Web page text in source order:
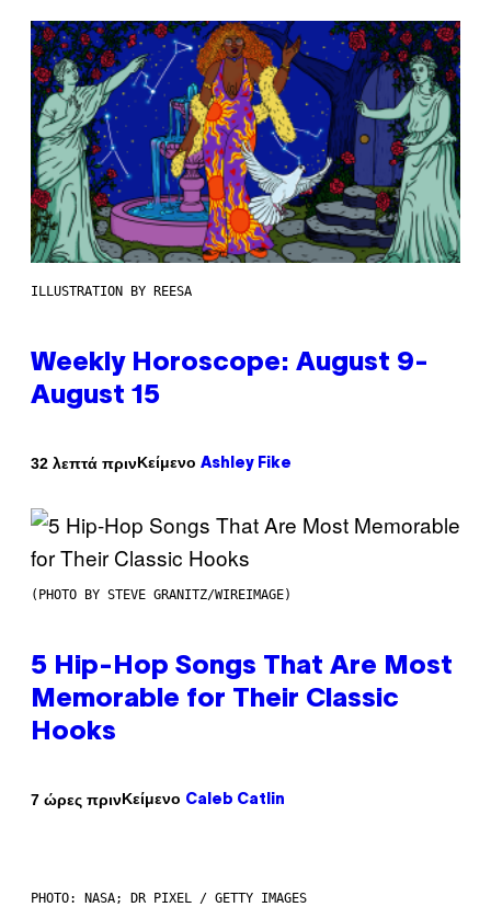
ILLUSTRATION BY REESA
Weekly Horoscope: August 9-
August 15
32 λεπτά πρινΚείμενο Ashley Fike
(PHOTO BY STEVE GRANITZ/WIREIMAGE)
5 Hip-Hop Songs That Are Most
Memorable for Their Classic
Hooks
7 ώρες πρινΚείμενο Caleb Catlin
PHOTO: NASA; DR PIXEL / GETTY IMAGES